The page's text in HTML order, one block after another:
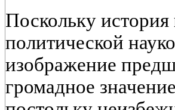
Поскольку история
политической
изображение
громадное